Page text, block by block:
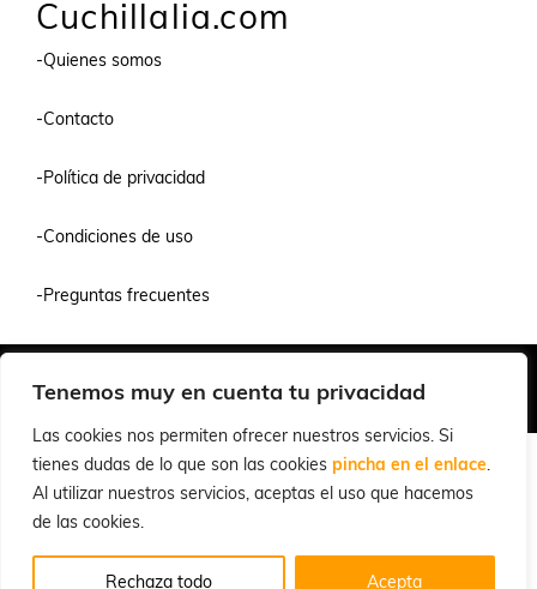
Tenemos muy en cuenta tu privacidad
Las cookies nos permiten ofrecer nuestros servicios. Si
tienes dudas de lo que son las cookies pincha en el enlace.
Al utilizar nuestros servicios, aceptas el uso que hacemos
de las cookies.
Rechaza todo Acepta
Cuchillalia.com
-Quienes somos
-Contacto
-Política de privacidad
-Condiciones de uso
-Preguntas frecuentes
© 2026 Cuchillalia.com